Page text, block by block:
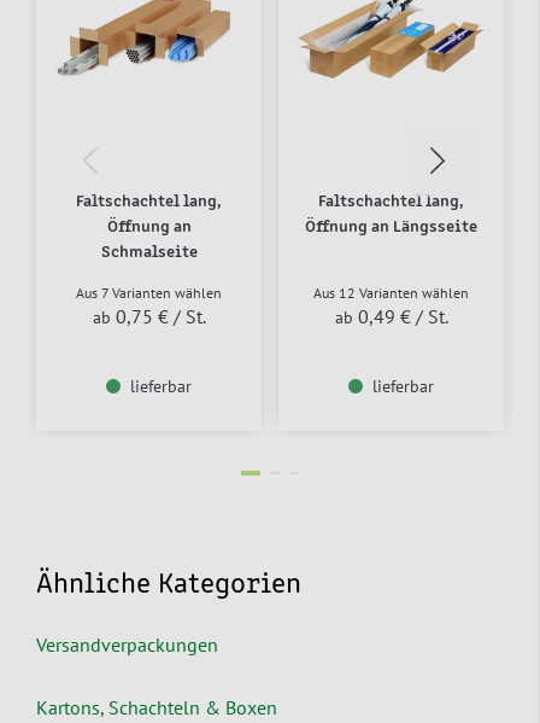
Faltschachtel lang,
Öffnung an
Schmalseite
Aus 7 Varianten wählen
ab 0,75 € / St.
lieferbar
Faltschachtel lang,
Öffnung an Längsseite
Aus 12 Varianten wählen
ab 0,49 € / St.
lieferbar
Ähnliche Kategorien
Versandverpackungen
Kartons, Schachteln & Boxen